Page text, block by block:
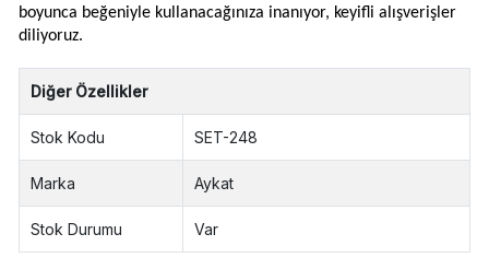
boyunca beğeniyle kullanacağınıza inanıyor, keyifli alışverişler
diliyoruz.
Diğer Özellikler
Stok Kodu SET-248
Marka Aykat
Stok Durumu Var